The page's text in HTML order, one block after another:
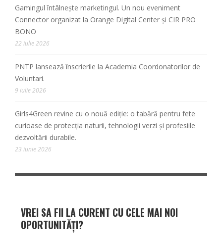
Gamingul întâlnește marketingul. Un nou eveniment
Connector organizat la Orange Digital Center și CIR PRO
BONO
22 iulie 2026
PNTP lansează înscrierile la Academia Coordonatorilor de
Voluntari.
9 iulie 2026
Girls4Green revine cu o nouă ediție: o tabără pentru fete
curioase de protecția naturii, tehnologii verzi și profesiile
dezvoltării durabile.
23 iunie 2026
VREI SA FII LA CURENT CU CELE MAI NOI
OPORTUNITĂȚI?